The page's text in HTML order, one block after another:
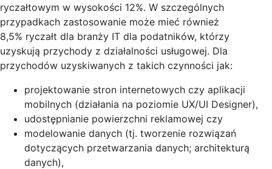
ryczałtowym w wysokości 12%. W szczególnych
przypadkach zastosowanie może mieć również
8,5% ryczałt dla branży IT dla podatników, którzy
uzyskują przychody z działalności usługowej. Dla
przychodów uzyskiwanych z takich czynności jak:
projektowanie stron internetowych czy aplikacji
mobilnych (działania na poziomie UX/UI Designer),
udostępnianie powierzchni reklamowej czy
modelowanie danych (tj. tworzenie rozwiązań
dotyczących przetwarzania danych; architekturą
danych),